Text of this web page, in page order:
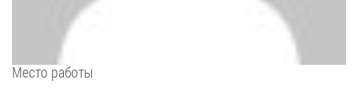
Место работы